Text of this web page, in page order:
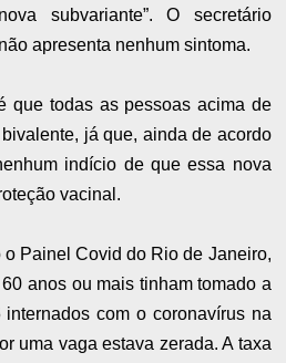
subvariante”. O secretário
apresenta nenhum sintoma.
que todas as pessoas acima de
já que, ainda de acordo
indício de que essa nova
vacinal.
Painel Covid do Rio de Janeiro,
anos ou mais tinham tomado a
com o coronavírus na
uma vaga estava zerada. A taxa